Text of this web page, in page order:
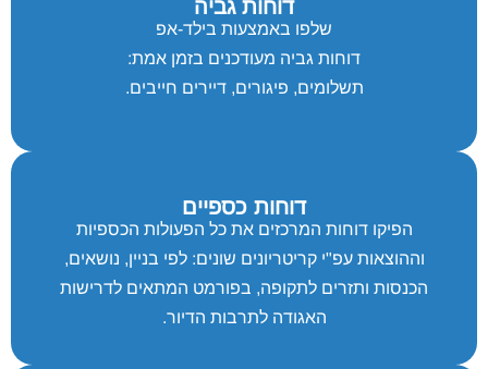
דוחות גביה
שלפו באמצעות בילד-אפ
דוחות גביה מעודכנים בזמן אמת:
תשלומים, פיגורים, דיירים חייבים.
דוחות כספיים
הפיקו דוחות המרכזים את כל הפעולות הכספיות
וההוצאות עפ"י קריטריונים שונים: לפי בניין, נושאים,
הכנסות ותזרים לתקופה, בפורמט המתאים לדרישות
האגודה לתרבות הדיור.